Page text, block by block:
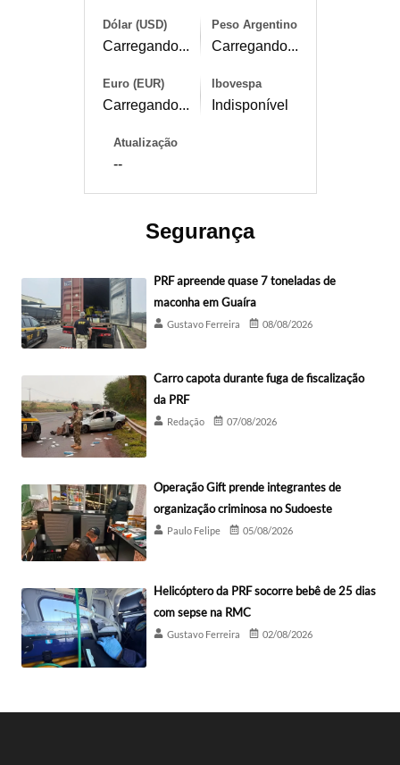
Dólar (USD)
Carregando...
Peso Argentino
Carregando...
Euro (EUR)
Carregando...
Ibovespa
Indisponível
Atualização
--
Segurança
PRF apreende quase 7 toneladas de
maconha em Guaíra
Gustavo Ferreira 08/08/2026
Carro capota durante fuga de fiscalização
da PRF
Redação 07/08/2026
Operação Gift prende integrantes de
organização criminosa no Sudoeste
Paulo Felipe 05/08/2026
Helicóptero da PRF socorre bebê de 25 dias
com sepse na RMC
Gustavo Ferreira 02/08/2026